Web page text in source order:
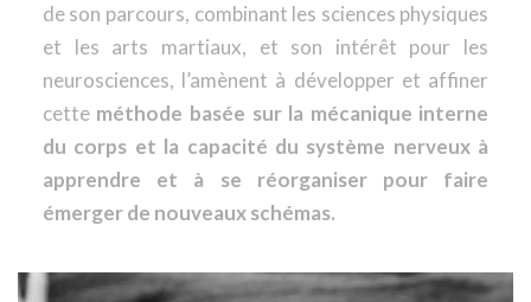
de son parcours, combinant les sciences physiques
et les arts martiaux, et son intérêt pour les
neurosciences, l’amènent à développer et affiner
cette méthode basée sur la mécanique interne
du corps et la capacité du système nerveux à
apprendre et à se réorganiser pour faire
émerger de nouveaux schémas.